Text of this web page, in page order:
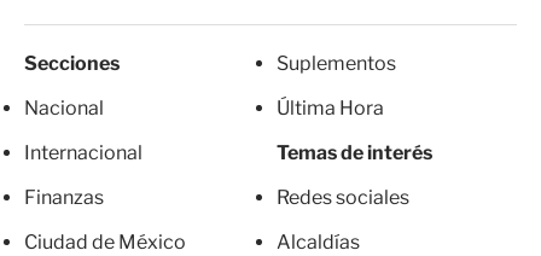
Secciones
Nacional
Internacional
Finanzas
Ciudad de México
Suplementos
Última Hora
Temas de interés
Redes sociales
Alcaldías